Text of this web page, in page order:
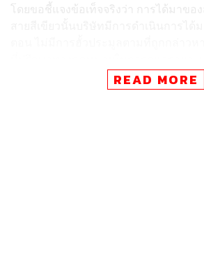
โดยขอชี้แจงข้อเท็จจริงว่า การได้มาขอ
สัมปทานตลอดในช่วงสมัยของผู้ว่าราชก
จำนวน 4 คน ก่อนที่ ชัชชาติ สิทธิพันธุ์ จะ
READ MORE